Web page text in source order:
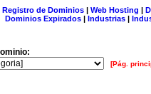
Registro de Dominios| Web Hosting |
Dominios Expirados | Industrias |
[Pág.